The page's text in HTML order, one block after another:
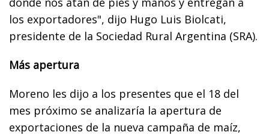
los exportadores", dijo Hugo Luis Biolcati,
presidente de la Sociedad Rural Argentina (SRA).
Más apertura
Moreno les dijo a los presentes que el 18 del
mes próximo se analizaría la apertura de
exportaciones de la nueva campaña de maíz,